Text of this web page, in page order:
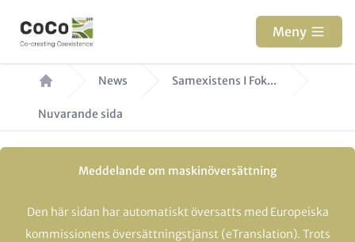
Meny
Länkstig News Samexistens I Fok...
Nuvarande sida
Meddelande om maskinöversättning
Den här sidan har automatiskt översatts med Europeiska
kommissionens översättningstjänst (eTranslation). Trots